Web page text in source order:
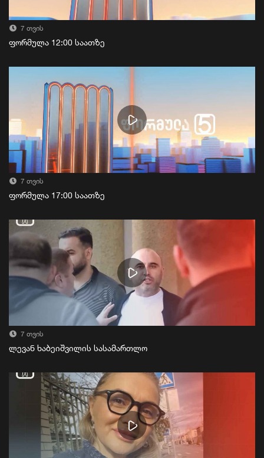
7 თვის
ფორმულა 12:00 საათზე
7 თვის
ფორმულა 17:00 საათზე
7 თვის
ლევან ხაბეიშვილის სასამართლო